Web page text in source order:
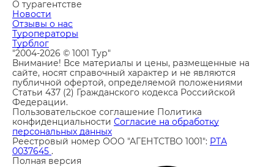
О турагентстве
Новости
Отзывы о нас
Туроператоры
Турблог
"2004-2026 © 1001 Тур"
Внимание! Все материалы и цены, размещенные на
сайте, носят справочный характер и не являются
публичной офертой, определяемой положениями
Статьи 437 (2) Гражданского кодекса Российской
Федерации.
Пользовательское соглашение Политика
конфиденциальности Согласие на обработку
персональных данных
Реестровый номер ООО "АГЕНТСТВО 1001": РТА
0037645 .
Полная версия